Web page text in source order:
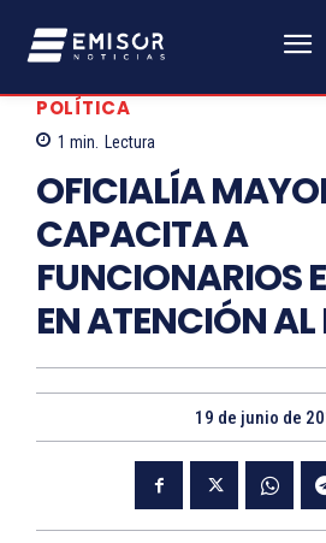
POLÍTICA
1 min. Lectura
OFICIALÍA
CAPACITA A
FUNCIONARIOS
EN ATENCIÓN
19 de junio de